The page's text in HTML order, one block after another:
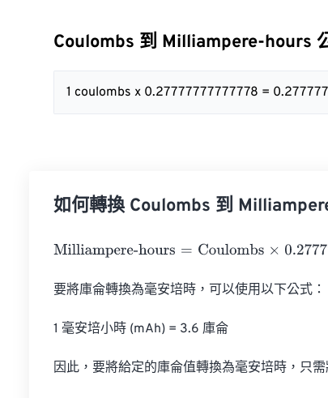
Coulombs 到 Milliampere-hours
1 coulombs x 0.27777777777778 =
如何轉換 Coulombs 到
Milliampere-hours=Coulombs×
要將庫侖轉換為毫安培時，可以使用以下公式：
1 毫安培小時 (mAh) = 3.6 庫侖
因此，要將給定的庫侖值轉換為毫安培時，只